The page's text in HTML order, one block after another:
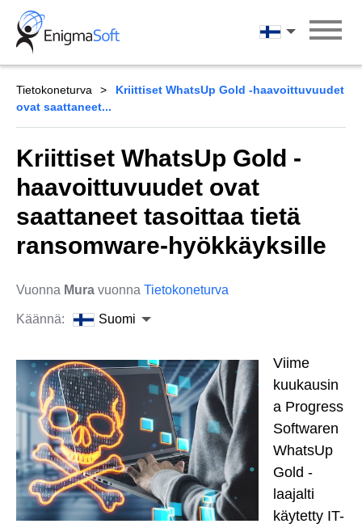
Skip
content
Suomi
Tietokoneturva
Kriittiset WhatsUp Gold -haavoittuvuudet
ovat saattaneet...
Kriittiset WhatsUp Gold -
haavoittuvuudet ovat
saattaneet tasoittaa tietä
ransomware-hyökkäyksille
Vuonna Mura vuonna Tietokoneturva
Käännä: Suomi
Viime
kuukausin
a Progress
Softwaren
WhatsUp
Gold -
laajalti
käytetty IT-